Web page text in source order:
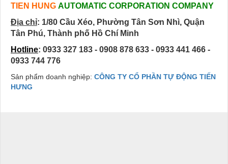
TIEN HUNG AUTOMATIC CORPORATION COMPANY
Địa chỉ: 1/80 Cầu Xéo, Phường Tân Sơn Nhì, Quận
Tân Phú, Thành phố Hồ Chí Minh
Hotline: 0933 327 183 - 0908 878 633 - 0933 441 466 -
0933 744 776
Sản phẩm doanh nghiệp: CÔNG TY CỔ PHẦN TỰ ĐỘNG TIẾN
HƯNG